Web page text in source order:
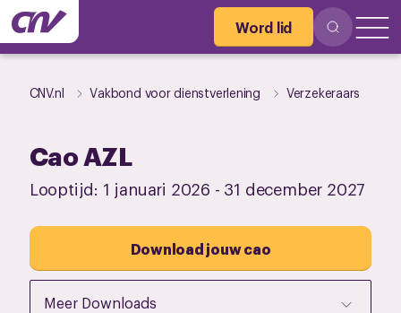
Word lid
CNV.nl Vakbond voor dienstverlening Verzekeraars
Cao AZL
Looptijd: 1 januari 2026 - 31 december 2027
Download jouw cao
Meer Downloads